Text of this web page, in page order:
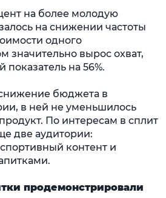
на более молодую
на снижении частоты
одного
значительно вырос охват,
на 56%.
бюджета в
в ней не уменьшилось
По интересам в сплит
две аудитории:
контент и
продемонстрировали